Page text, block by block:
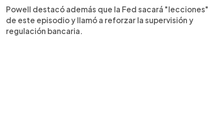
Powell destacó además que la Fed sacará "lecciones"
de este episodio y llamó a reforzar la supervisión y
regulación bancaria.